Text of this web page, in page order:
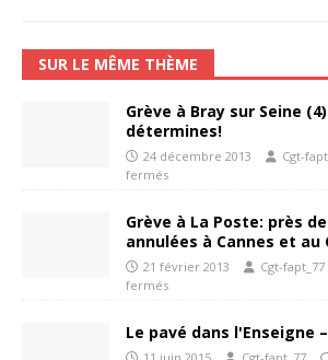
SUR LE MÊME THÈME
Grève à Bray sur Seine
détermines!
24 décembre 2013 Cgt-
fermés
Grève à La Poste: près
annulées à Cannes et au
21 février 2013 Cgt-fapt_77
fermés
Le pavé dans l'Enseigne